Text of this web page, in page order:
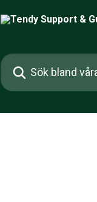
Sök bland våra artiklar …